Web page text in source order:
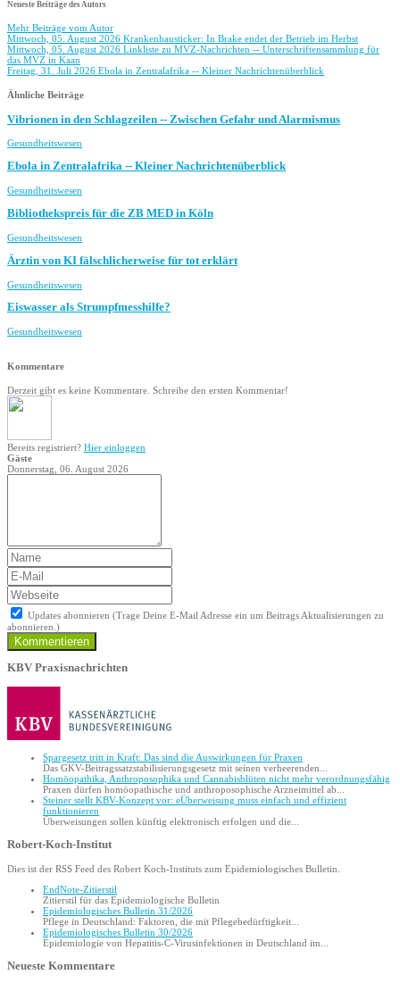
Neueste Beiträge des Autors
Mehr Beiträge vom Autor
Mittwoch, 05. August 2026 Krankenhausticker: In Brake endet der Betrieb im Herbst
Mittwoch, 05. August 2026 Linkliste zu MVZ-Nachrichten -- Unterschriftensammlung für
das MVZ in Kaan
Freitag, 31. Juli 2026 Ebola in Zentralafrika -- Kleiner Nachrichtenüberblick
Ähnliche Beiträge
Vibrionen in den Schlagzeilen -- Zwischen Gefahr und Alarmismus
Gesundheitswesen
Ebola in Zentralafrika -- Kleiner Nachrichtenüberblick
Gesundheitswesen
Bibliothekspreis für die ZB MED in Köln
Gesundheitswesen
Ärztin von KI fälschlicherweise für tot erklärt
Gesundheitswesen
Eiswasser als Strumpfmesshilfe?
Gesundheitswesen
Kommentare
Derzeit gibt es keine Kommentare. Schreibe den ersten Kommentar!
Bereits registriert? Hier einloggen
Gäste
Donnerstag, 06. August 2026
Updates abonnieren (Trage Deine E-Mail Adresse ein um Beitrags Aktualisierungen zu
abonnieren.)
Kommentieren
KBV Praxisnachrichten
Spargesetz tritt in Kraft: Das sind die Auswirkungen für Praxen
Das GKV-Beitragssatzstabilisierungsgesetz mit seinen verheerenden...
Homöopathika, Anthroposophika und Cannabisblüten nicht mehr verordnungsfähig
Praxen dürfen homöopathische und anthroposophische Arzneimittel ab...
Steiner stellt KBV-Konzept vor: eÜberweisung muss einfach und effizient
funktionieren
Überweisungen sollen künftig elektronisch erfolgen und die...
Robert-Koch-Institut
Dies ist der RSS Feed des Robert Koch-Instituts zum Epidemiologisches Bulletin.
EndNote-Zitierstil
Zitierstil für das Epidemiologische Bulletin
Epidemio­logisches Bulletin 31/2026
Pflege in Deutschland: Faktoren, die mit Pflegebedürftigkeit...
Epidemio­logisches Bulletin 30/2026
Epidemiologie von Hepatitis-C-Virusinfektionen in Deutschland im...
Neueste Kommentare